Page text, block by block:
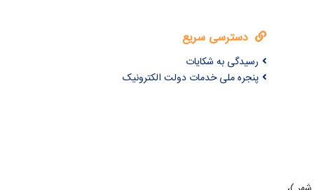
دسترسی سریع
رسیدگی به شکایات
پنجره ملی خدمات دولت الکترونیک